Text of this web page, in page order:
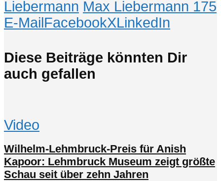
Liebermann Max Liebermann 175
E-MailFacebookXLinkedIn
Diese Beiträge könnten Dir
auch gefallen
Video
Wilhelm-Lehmbruck-Preis für Anish
Kapoor: Lehmbruck Museum zeigt größte
Schau seit über zehn Jahren